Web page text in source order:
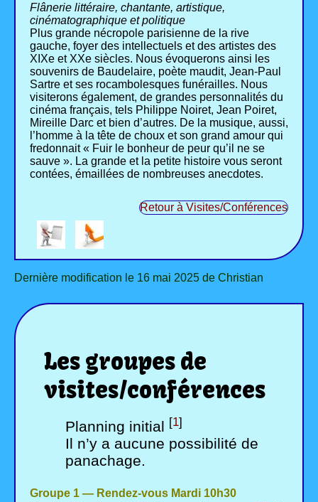
Flânerie littéraire, chantante, artistique,
cinématographique et politique
Plus grande nécropole parisienne de la rive
gauche, foyer des intellectuels et des artistes des
XIXe et XXe siècles. Nous évoquerons ainsi les
souvenirs de Baudelaire, poète maudit, Jean-Paul
Sartre et ses rocambolesques funérailles. Nous
visiterons également, de grandes personnalités du
cinéma français, tels Philippe Noiret, Jean Poiret,
Mireille Darc et bien d’autres. De la musique, aussi,
l’homme à la tête de choux et son grand amour qui
fredonnait « Fuir le bonheur de peur qu’il ne se
sauve ». La grande et la petite histoire vous seront
contées, émaillées de nombreuses anecdotes.
Retour à Visites/Conférences
Dernière modification le 16 mai 2025 de Christian
Les groupes de
visites/conférences
Planning initial [1]
Il n’y a aucune possibilité de
panachage.
Groupe 1 — Rendez-vous Mardi 10h30